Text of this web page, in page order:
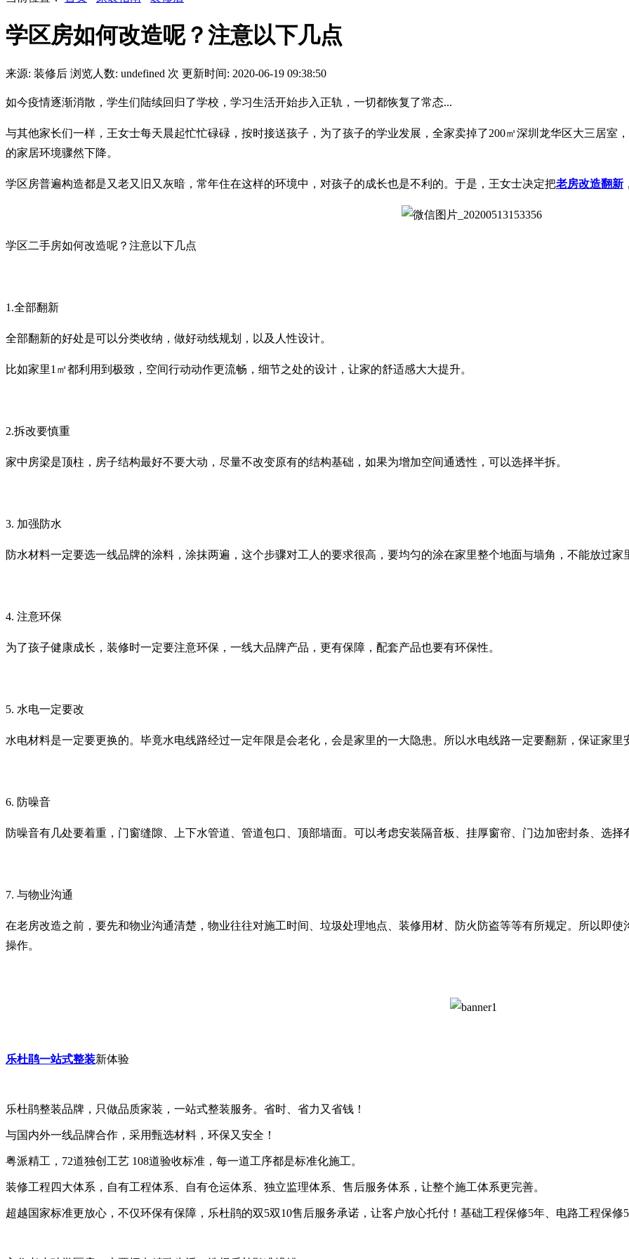
学区房如何改造呢？注意以下几点
来源: 装修后 浏览人数: undefined 次 更新时间: 2020-06-19 09:38:50
如今疫情逐渐消散，学生们陆续回归了学校，学习生活开始步入正轨，一切都恢复了常态...
与其他家长们一样，王女士每天晨起忙忙碌碌，按时接送孩子，为了孩子的学业发展，全家卖掉了200㎡深圳龙华区大三居室
的家居环境骤然下降。
学区房普遍构造都是又老又旧又灰暗，常年住在这样的环境中，对孩子的成长也是不利的。于是，王女士决定把老房改造翻新
学区二手房如何改造呢？注意以下几点
1.全部翻新
全部翻新的好处是可以分类收纳，做好动线规划，以及人性设计。
比如家里1㎡都利用到极致，空间行动动作更流畅，细节之处的设计，让家的舒适感大大提升。
2.拆改要慎重
家中房梁是顶柱，房子结构最好不要大动，尽量不改变原有的结构基础，如果为增加空间通透性，可以选择半拆。
3. 加强防水
防水材料一定要选一线品牌的涂料，涂抹两遍，这个步骤对工人的要求很高，要均匀的涂在家里整个地面与墙角，不能放过家
4. 注意环保
为了孩子健康成长，装修时一定要注意环保，一线大品牌产品，更有保障，配套产品也要有环保性。
5. 水电一定要改
水电材料是一定要更换的。毕竟水电线路经过一定年限是会老化，会是家里的一大隐患。所以水电线路一定要翻新，保证家里
6. 防噪音
防噪音有几处要着重，门窗缝隙、上下水管道、管道包口、顶部墙面。可以考虑安装隔音板、挂厚窗帘、门边加密封条、选择
7. 与物业沟通
在老房改造之前，要先和物业沟通清楚，物业往往对施工时间、垃圾处理地点、装修用材、防火防盗等等有所规定。所以即
操作。
乐杜鹃一站式整装新体验
乐杜鹃整装品牌，只做品质家装，一站式整装服务。省时、省力又省钱！
与国内外一线品牌合作，采用甄选材料，环保又安全！
粤派精工，72道独创工艺 108道验收标准，每一道工序都是标准化施工。
装修工程四大体系，自有工程体系、自有仓运体系、独立监理体系、售后服务体系，让整个施工体系更完善。
超越国家标准更放心，不仅环保有保障，乐杜鹃的双5双10售后服务承诺，让客户放心托付！基础工程保修5年、电路工程保